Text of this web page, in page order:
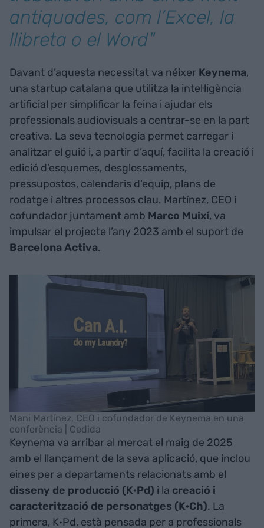
antiquades, com l’Excel, la
llibreta o el Word"
Davant d’aquesta necessitat va néixer Keynema,
una startup catalana que utilitza la intel·ligència
artificial per simplificar la feina i ajudar els
professionals audiovisuals a centrar-se en la part
creativa. La seva tecnologia permet carregar i
analitzar el guió i, a partir d’aquí, facilita la creació i
edició d’esquemes, desglossaments,
pressupostos, calendaris d’equip, plans de
rodatge i altres processos clau. Martínez, CEO i
cofundador juntament amb Marco Muixí, va
impulsar el projecte l’any 2023 amb el suport de
Barcelona Activa.
Mani Martínez, CEO i cofundador de Keynema en una
conferència | Cedida
Keynema va arribar al mercat el maig de 2025
amb el llançament de la seva aplicació, que inclou
eines per a departaments relacionats amb el
disseny de producció (K·Pd) i la creació i
caracterització de personatges (K·Ch). La
primera, K·Pd, està pensada per a professionals